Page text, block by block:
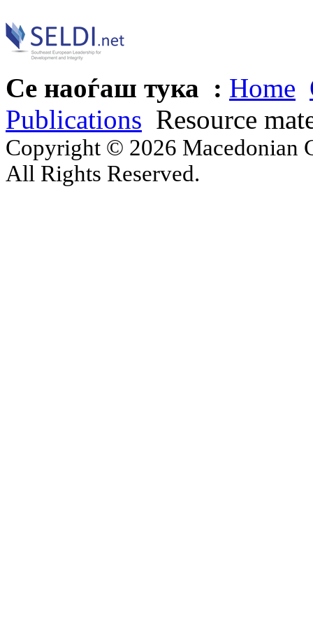
Се наоѓаш тука : Home
Publications Resource
Copyright © 2026 Macedonian
All Rights Reserved.